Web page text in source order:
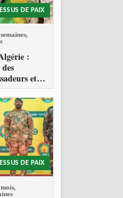
DE PAIX
:
et
des
aériens
DE PAIX